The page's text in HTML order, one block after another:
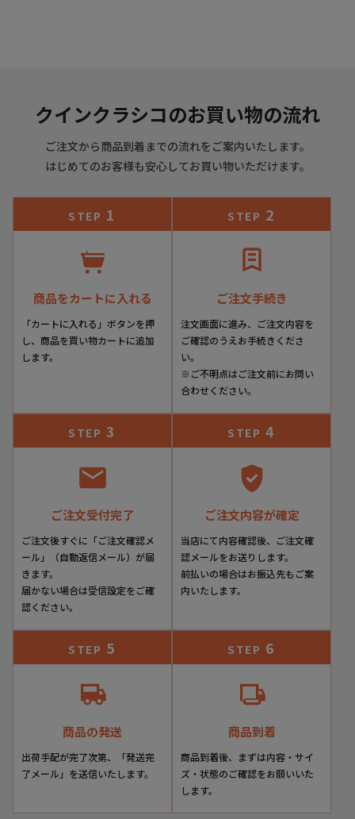
クインクラシコのお買い物の流れ
ご注文から商品到着までの流れをご案内いたします。
はじめてのお客様も安心してお買い物いただけます。
STEP 1
商品をカートに入れる
「カートに入れる」ボタンを押
し、商品を買い物カートに追加
します。
STEP 2
ご注文手続き
注文画面に進み、ご注文内容を
ご確認のうえお手続きくださ
い。
※ご不明点はご注文前にお問い
合わせください。
STEP 3
ご注文受付完了
ご注文後すぐに「ご注文確認メ
ール」（自動返信メール）が届
きます。
届かない場合は受信設定をご確
認ください。
STEP 4
ご注文内容が確定
当店にて内容確認後、ご注文確
認メールをお送りします。
前払いの場合はお振込先もご案
内いたします。
STEP 5
商品の発送
出荷手配が完了次第、「発送完
了メール」を送信いたします。
STEP 6
商品到着
商品到着後、まずは内容・サイ
ズ・状態のご確認をお願いいた
します。